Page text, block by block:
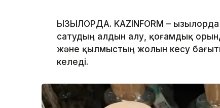
ҚЫЗЫЛОРДА. KAZINFORM –
сатудың алдын алу, қоғамдық
және қылмыстың жолын кесу
келеді.